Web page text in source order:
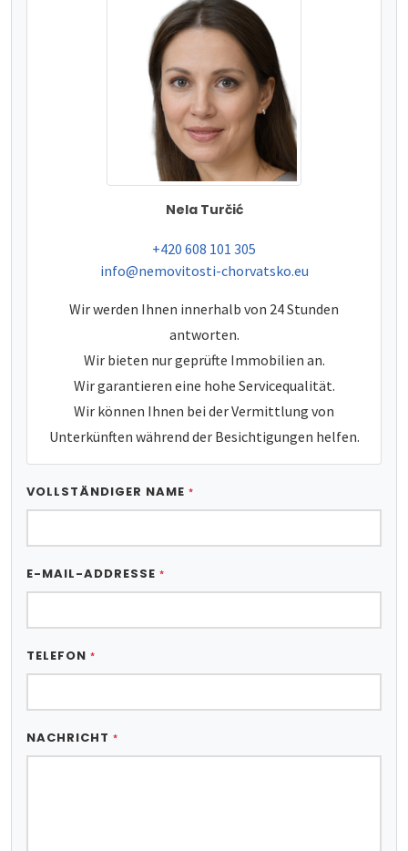
Nela Turčić
tel:
+420 608 101 305
e-mail:
info@nemovitosti-chorvatsko.eu
Wir werden Ihnen innerhalb von 24 Stunden
antworten.
Wir bieten nur geprüfte Immobilien an.
Wir garantieren eine hohe Servicequalität.
Wir können Ihnen bei der Vermittlung von
Unterkünften während der Besichtigungen helfen.
VOLLSTÄNDIGER NAME *
E-MAIL-ADDRESSE *
TELEFON *
NACHRICHT *